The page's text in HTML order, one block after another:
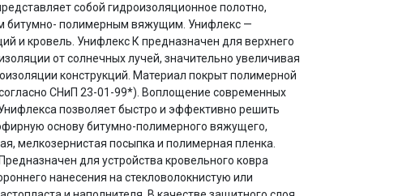
собой гидроизоляционное полотно,
битумно- полимерным вяжущим. Унифлекс —
и кровель. Унифлекс К предназначен для верхнего
от солнечных лучей, значительно увеличивая
конструкций. Материал покрыт полимерной
СНиП 23-01-99*). Воплощение современных
позволяет быстро и эффективно решить
основу битумно-полимерного вяжущего,
мелкозернистая посыпка и полимерная пленка.
для устройства кровельного ковра
нанесения на стекловолокнистую или